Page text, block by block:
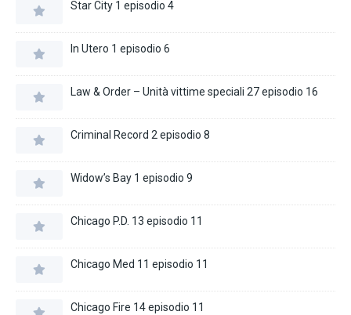
Star City 1 episodio 4
In Utero 1 episodio 6
Law & Order – Unità vittime speciali 27 episodio 16
Criminal Record 2 episodio 8
Widow’s Bay 1 episodio 9
Chicago P.D. 13 episodio 11
Chicago Med 11 episodio 11
Chicago Fire 14 episodio 11